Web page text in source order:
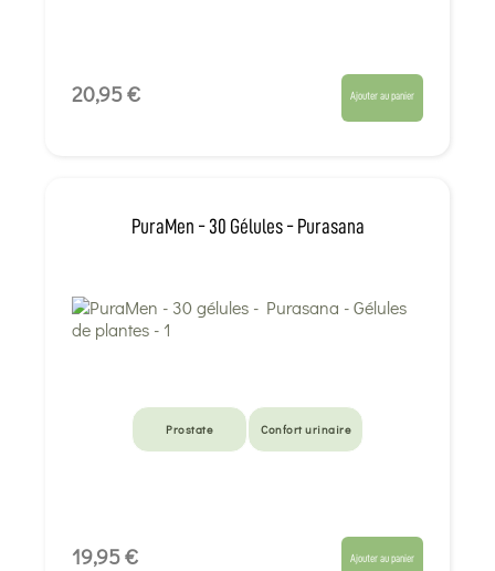
20,95 € Ajouter au panier
PuraMen - 30 Gélules - Purasana
Prostate Confort urinaire
19,95 € Ajouter au panier